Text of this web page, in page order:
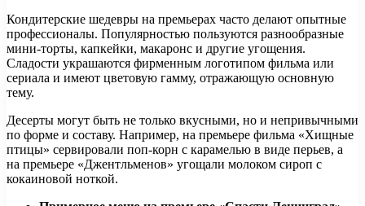
Кондитерские шедевры на премьерах часто делают опытные
профессионалы. Популярностью пользуются разнообразные
мини-торты, капкейки, макаронс и другие угощения.
Сладости украшаются фирменным логотипом фильма или
сериала и имеют цветовую гамму, отражающую основную
тему.
Десерты могут быть не только вкусными, но и непривычными
по форме и составу. Например, на премьере фильма «Хищные
птицы» сервировали поп-корн с карамелью в виде перьев, а
на премьере «Джентльменов» угощали молоком сироп с
кокаиновой ноткой.